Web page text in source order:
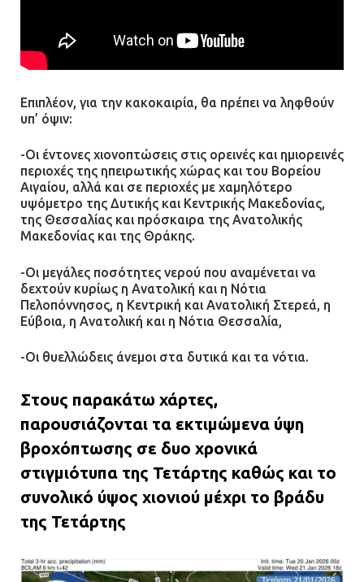
τον ειδικό σκύλο
Βούλα: Κραυγή αγωνίας από
γειτονιά»
07.07.2026 | 09:48
Επιπλέον, για την κακοκαιρία, θα πρέπει να ληφθούν
υπ’ όψιν:
-Οι έντονες χιονοπτώσεις στις ορεινές και ημιορεινές
περιοχές της ηπειρωτικής χώρας και του Βορείου
Αιγαίου, αλλά και σε περιοχές με χαμηλότερο
υψόμετρο της Δυτικής και Κεντρικής Μακεδονίας,
της Θεσσαλίας και πρόσκαιρα της Ανατολικής
Μακεδονίας και της Θράκης.
-Οι μεγάλες ποσότητες νερού που αναμένεται να
δεχτούν κυρίως η Ανατολική και η Νότια
Πελοπόννησος, η Κεντρική και Ανατολική Στερεά, η
Εύβοια, η Ανατολική και η Νότια Θεσσαλία,
-Οι θυελλώδεις άνεμοι στα δυτικά και τα νότια.
Στους παρακάτω χάρτες,
παρουσιάζονται τα εκτιμώμενα ύψη
βροχόπτωσης σε δυο χρονικά
στιγμιότυπα της Τετάρτης καθώς και το
συνολικό ύψος χιονιού μέχρι το βράδυ
της Τετάρτης